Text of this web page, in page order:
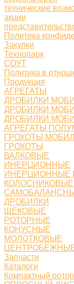
технические
акции
Политика
Закупки
Технопарк
СОУТ
Политика в
Продукция
АГРЕГАТЫ
ДРОБИЛКИ
ДРОБИЛКИ
ДРОБИЛКИ
АГРЕГАТЫ
ГРОХОТЫ
ГРОХОТЫ
ВАЛКОВЫЕ
ИНЕРЦИОННЫЕ
ИНЕРЦИОННЫЕ
КОЛОСНИКОВЫЕ
ДРОБИЛКИ
ЩЕКОВЫЕ
РОТОРНЫЕ
КОНУСНЫЕ
МОЛОТКОВЫЕ
Запчасти
Каталоги
Компактный